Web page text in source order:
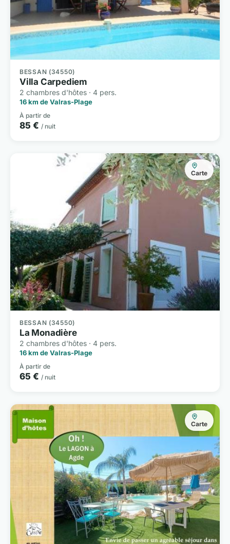
BESSAN (34550)
Villa Carpediem
2 chambres d'hôtes · 4 pers.
16 km de Valras-Plage
À partir de
85 € / nuit
Carte
BESSAN (34550)
La Monadière
2 chambres d'hôtes · 4 pers.
16 km de Valras-Plage
À partir de
65 € / nuit
Carte